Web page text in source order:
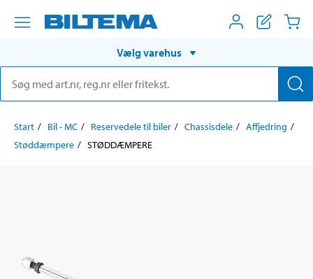
Vælg varehus
Start Bil - MC Reservedele til biler Chassisdele
Affjedring
Støddæmpere
STØDDÆMPERE